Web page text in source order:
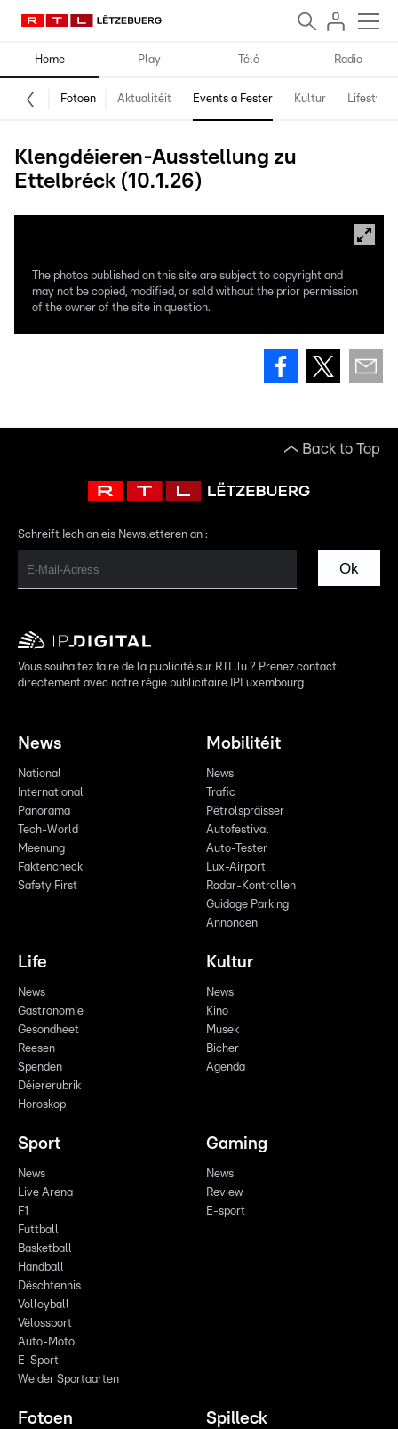
Home Play Télé Radio
Fotoen Aktualitéit Events a Fester Kultur Lifestyle
Klengdéieren-Ausstellung zu
Ettelbréck (10.1.26)
The photos published on this site are subject to copyright and
may not be copied, modified, or sold without the prior permission
of the owner of the site in question.
Back to Top
Schreift Iech an eis Newsletteren an :
Ok
Vous souhaitez faire de la publicité sur RTL.lu ? Prenez contact
directement avec notre régie publicitaire IPLuxembourg
News
National
International
Panorama
Tech-World
Meenung
Faktencheck
Safety First
Mobilitéit
News
Trafic
Pëtrolspräisser
Autofestival
Auto-Tester
Lux-Airport
Radar-Kontrollen
Guidage Parking
Annoncen
Life
News
Gastronomie
Gesondheet
Reesen
Spenden
Déiererubrik
Horoskop
Kultur
News
Kino
Musek
Bicher
Agenda
Sport
News
Live Arena
F1
Futtball
Basketball
Handball
Dëschtennis
Volleyball
Vëlossport
Auto-Moto
E-Sport
Weider Sportaarten
Gaming
News
Review
E-sport
Fotoen Spilleck